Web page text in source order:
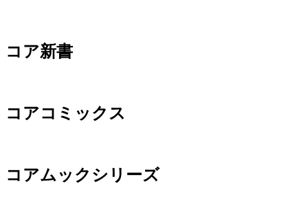
コア新書
コアコミックス
コアムックシリーズ